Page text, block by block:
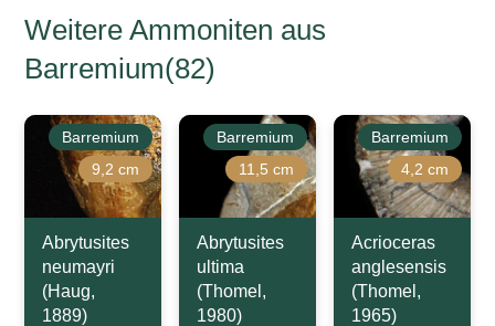
Weitere Ammoniten aus
Barremium(82)
Barremium
9,2 cm
Abrytusites
neumayri
(Haug,
1889)
Barremium
11,5 cm
Abrytusites
ultima
(Thomel,
1980)
Barremium
4,2 cm
Acrioceras
anglesensis
(Thomel,
1965)